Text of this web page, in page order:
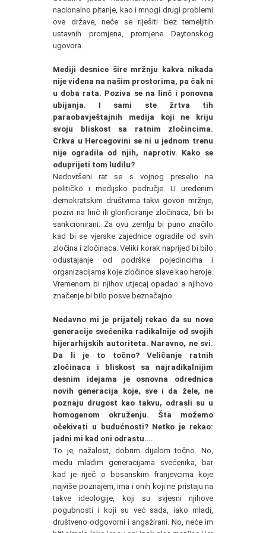
nacionalno pitanje, kao i mnogi drugi problemi
ove države, neće se riješiti bez temeljitih
ustavnih promjena, promjene Daytonskog
ugovora.
Mediji desnice šire mržnju kakva nikada
nije viđena na našim prostorima, pa čak ni
u doba rata. Poziva se na linč i ponovna
ubijanja. I sami ste žrtva tih
paraobavještajnih medija koji ne kriju
svoju bliskost sa ratnim zločincima.
Crkva u Hercegovini se ni u jednom trenu
nije ogradila od njih, naprotiv. Kako se
oduprijeti tom ludilu?
Nedovršeni rat se s vojnog preselio na
političko i medijsko područje. U uređenim
demokratskim društvima takvi govori mržnje,
pozivi na linč ili glorificiranje zločinaca, bili bi
sankcionirani. Za ovu zemlju bi puno značilo
kad bi se vjerske zajednice ogradile od svih
zločina i zločinaca. Veliki korak naprijed bi bilo
odustajanje od podrške pojedincima i
organizacijama koje zločince slave kao heroje.
Vremenom bi njihov utjecaj opadao a njihovo
značenje bi bilo posve beznačajno.
Nedavno mi je prijatelj rekao da su nove
generacije svećenika radikalnije od svojih
hijerarhijskih autoriteta. Naravno, ne svi.
Da li je to točno? Veličanje ratnih
zločinaca i bliskost sa najradikalnijim
desnim idejama je osnovna odrednica
novih generacija koje, sve i da žele, ne
poznaju drugost kao takvu, odrasli su u
homogenom okruženju. Šta možemo
očekivati u budućnosti? Netko je rekao:
jadni mi kad oni odrastu….
To je, nažalost, dobrim dijelom točno. No,
među mlađim generacijama svećenika, bar
kad je riječ o bosanskim franjevcima koje
najviše poznajem, ima i onih koji ne pristaju na
takve ideologije, koji su svjesni njihove
pogubnosti i koji su već sada, iako mladi,
društveno odgovorni i angažirani. No, neće im